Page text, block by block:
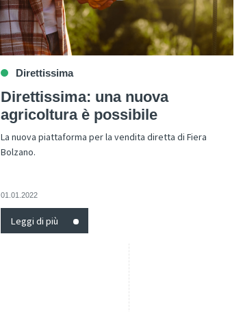
Direttissima
Direttissima: una nuova
agricoltura è possibile
La nuova piattaforma per la vendita diretta di Fiera
Bolzano.
01.01.2022
Leggi di più